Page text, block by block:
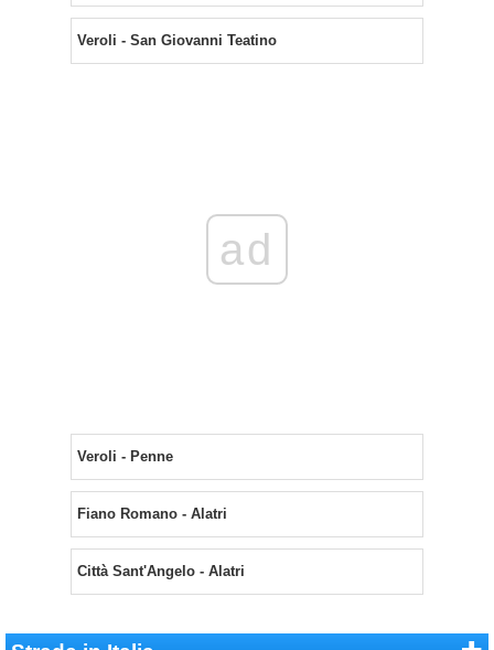
Veroli - San Giovanni Teatino
ad
Veroli - Penne
Fiano Romano - Alatri
Città Sant'Angelo - Alatri